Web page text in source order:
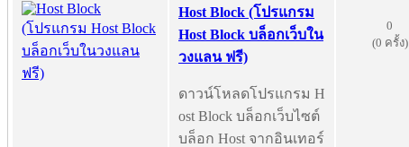
Host Block (โปรแกรม
Host Block บล็อกเว็บใน
วงแลน ฟรี)
ดาวน์โหลดโปรแกรม H
ost Block บล็อกเว็บไซต์
บล็อก Host จากอินเทอร์
0
(0 ครั้ง)